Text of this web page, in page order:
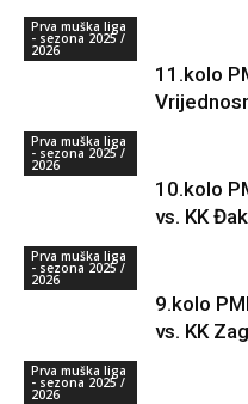
Prva muška liga
- sezona 2025 /
2026
11.kolo
Prva muška liga
- sezona 2025 /
2026
10.kolo
vs. KK
Prva muška liga
- sezona 2025 /
2026
9.kolo
vs. KK
Prva muška liga
- sezona 2025 /
2026